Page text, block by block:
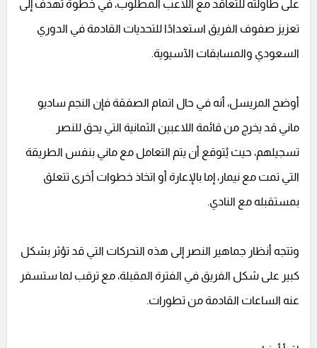
على طاولته للتعاقد مع اللاعب المطلوب، في خطوة تهدف إلى
تعزيز صفوف الفريق استعدادًا للتحديات القادمة في الدوري
السعودي والمسابقات الآسيوية.
أوضح المريسل، أنه في حال اتمام الصفقة فإن النجم ساديو
ماني قد يخرج من قائمة اللاعبين الثمانية التي يحق للنصر
تسجيلهم، حيث يُتوقع أن يتم التعامل مع ماني بنفس الطريقة
التي تمت مع نيمار، إما بالإعارة أو اتخاذ خطوات أخرى تتعلق
بمستقبله مع النادي.
وتتجه أنظار جماهير النصر إلى هذه التحركات التي قد تؤثر بشكل
كبير على شكل الفريق في الفترة المقبلة، مع ترقب لما ستسفر
عنه الساعات القادمة من تطورات.